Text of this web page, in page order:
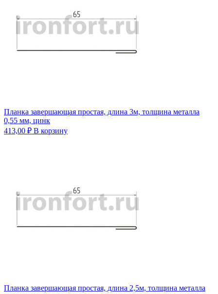
Планка завершающая простая, длина 3м, толщина металла
0,55 мм, цинк
413,00 ₽ В корзину
Планка завершающая простая, длина 2,5м, толщина металла